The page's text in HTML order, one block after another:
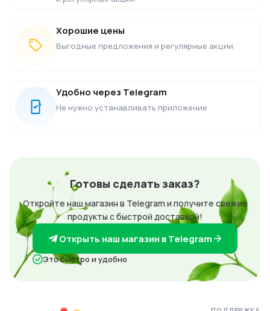
Хорошие цены
Выгодные предложения и регулярные акции
Удобно через Telegram
Не нужно устанавливать приложение
Готовы сделать заказ?
Откройте наш магазин в Telegram и получите свежие
продукты с быстрой доставкой!
Открыть наш магазин в Telegram
Это быстро и удобно